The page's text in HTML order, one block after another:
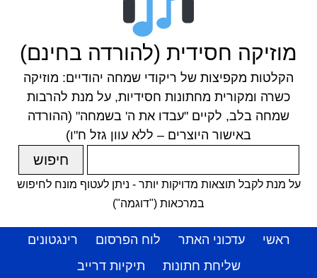
מוזיקה חסידית (להורדה בחינם)
הקלטות מקפיצות של ריקודי שמחה יהודיים: מוזיקה
כשרה ומקורית מחתונות חסידיות, על מנת להרבות
שמחה בלב, לקיים "עבדו את ה' בשמחה" (ההורדה
באישור היוצרים – ללא עוון גזל ח"ו)
על מנת לקבל תוצאות מדויקות יותר - ניתן לעטוף מונח לחיפוש
במרכאות ("דוגמה")
ראשי עדכוני האתר לוח הפרסום
רינגטונים
שליחת חתונות
תיקיות דרייב